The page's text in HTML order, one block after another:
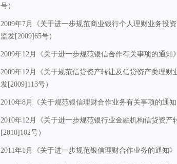
号）
2009年7月《关于进一步规范商业银行个人理财业务投
监发[2009]65号）
2009年12月《关于进一步规范银信合作有关事项的通知
2009年12月《关于规范信贷资产转让及信贷资产类理财
发[2009]113号）
2010年8月《关于规范银信理财合作业务有关事项的通知
2010年12月《关于进一步规范银行业金融机构信贷资产
[2010]102号）
2011年1月《关于进一步规范银信理财合作业务的通知》